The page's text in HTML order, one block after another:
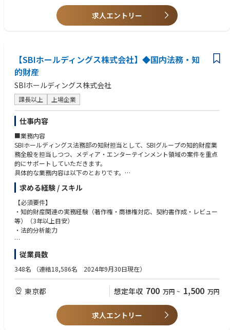
ーヤーを求めています
【部署紹介】
-業務概要-
国内外の石油・ガス（Oil & Gas）の探鉱・開発・生産、再生可能エネルギ
ー、水素・アンモニア等の新エネルギーをはじめとした新分野の事業化推
進において必要とされる各種設備、資機材、工事（含EPCプロジェク
ト）、サービス等の契約・調達、サプライチェーン、保険手配を担ってい
ます。
・AI・デジタル技術等を活用した調達業務プロセス改革
・契約・調達システム（SAP MM、Coupa、Ariba等）、契約管理システム
・調達・サプライチェーン管理関連資格(CPP、CIPS、CPSM等)
・大規模プロジェクトでの調達経験
【英語力】
英語での会議・交渉時におけるビジネスコミュニケーション、英文による
契約書等の資料のレビュー・作成に不自由がないレベル。
求人エントリー
【SBIホールディングス株式会社】◆国内法務・知
的財産
SBIホールディングス株式会社
課長以上 上場企業
仕事内容
■業務内容
SBIホールディングス法務部の知財担当として、SBIグループの知的財産業
務全般を担当しつつ、メディア・エンターテインメント領域の案件を重点
的にサポートしていただきます。
具体的な業務内容は以下のとおりです。
・契約書作成・レビュー・交渉（コンテンツ、IP、業務委託、投資関連
等）
・著作権・商標権等の知的財産権に関する対応（権利登録、権利侵害への
対応等）
・コンテンツビジネスに関する権利関係の整理（原作・グッズ化・イベン
ト化など多方面での展開時の調整）
・炎上・SNSトラブル等が発生した際のリスク対応
・グループ会社の相談対応、投資案件のサポート
※業務内容は上記を想定していますが、入社後のご経験・適性や組織状況
に応じて、法務部内の一般的な業務（契約審査全般、コンプライアンス対
■今後のキャリアパス
求める経験 / スキル
【必須要件】
・知的財産関連の実務経験（著作権・商標権対応、契約書作成・レビュー
等）（3年以上目安）
・法的分析能力
【歓迎要件】
・知的財産分野の専門性
・メディア・エンターテインメント領域における知財・契約実務経験
・英語力（TOEIC800点以上、TOEFL iBT80点以上）
・弁護士資格、弁理士資格
【求める人物像】
・専門性を活かしつつ、新領域へ柔軟に展開できる方
従業員数
348名 （連結18,586名 2024年9月30日現在）
東京都 想定年収 700 万円 ~ 1,500 万円
求人エントリー